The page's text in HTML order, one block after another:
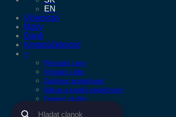
EN
Účetnictví
Mzdy
Daně
Kryptoúčetnictví
+
Převodní ceny
Virtuální sídlo
Založení společnosti
Nákup a prodej společností
Firemní služby